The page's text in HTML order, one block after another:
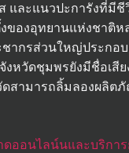
และแนวปะการังที่
องอุทยานแห่งชาติ
กรส่วนใหญ่ประกอ
วัดชุมพรยังมีชื่อเสี
ดสามารถลิ้มลองผลิ
ดออนไลน์นและบริกา